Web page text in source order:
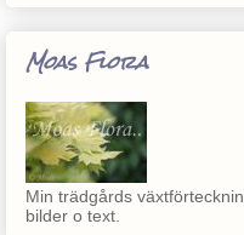
Moas Flora
Min trädgårds
bilder o text.